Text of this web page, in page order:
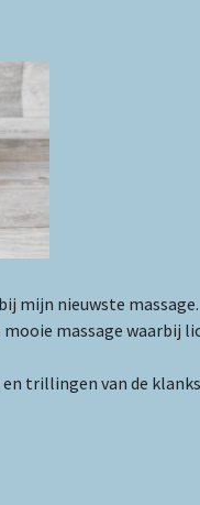
mijn nieuwste massage.
mooie massage waarbij
trillingen van de